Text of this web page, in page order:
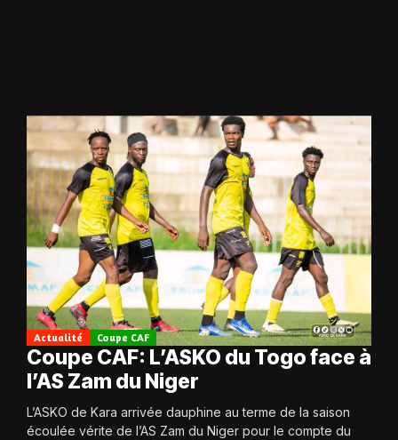
Actualité Coupe CAF
Coupe CAF: L’ASKO du Togo face à
l’AS Zam du Niger
L’ASKO de Kara arrivée dauphine au terme de la saison
écoulée vérite de l’AS Zam du Niger pour le compte du